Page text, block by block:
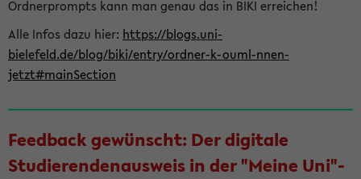
Ordnerprompts kann man genau das in BIKI erreichen!
Alle Infos dazu hier: https://blogs.uni-
bielefeld.de/blog/biki/entry/ordner-k-ouml-nnen-
jetzt#mainSection
Feedback gewünscht: Der digitale
Studierendenausweis in der "Meine Uni"-